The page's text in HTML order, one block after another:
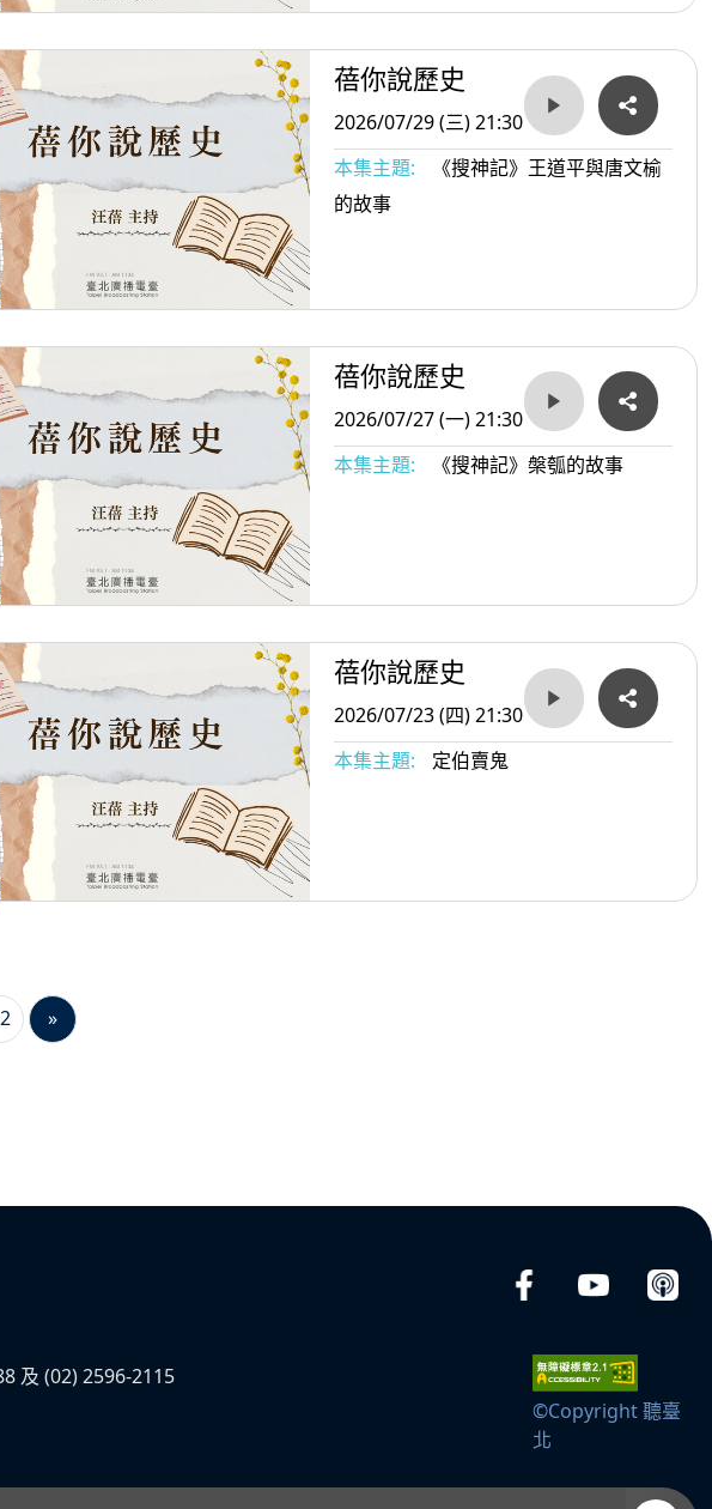
蓓你說歷史
2026/07/29 (三) 21:30
本集主題:
《搜神記》王道平與唐文榆
的故事
蓓你說歷史
2026/07/27 (一) 21:30
本集主題:
《搜神記》槃瓠的故事
蓓你說歷史
2026/07/23 (四) 21:30
本集主題:
定伯賣鬼
»
及 (02) 2596-2115
©Copyright 聽臺
北